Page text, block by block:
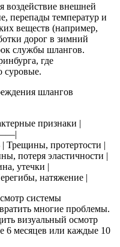
воздействие внешней
перепады температур и
веществ (например,
дорог в зимний
службы шлангов.
где
суровые.
шлангов
признаки |
Трещины, протертости |
потеря эластичности |
утечки |
натяжение |
системы
многие проблемы.
визуальный осмотр
6 месяцев или каждые 10